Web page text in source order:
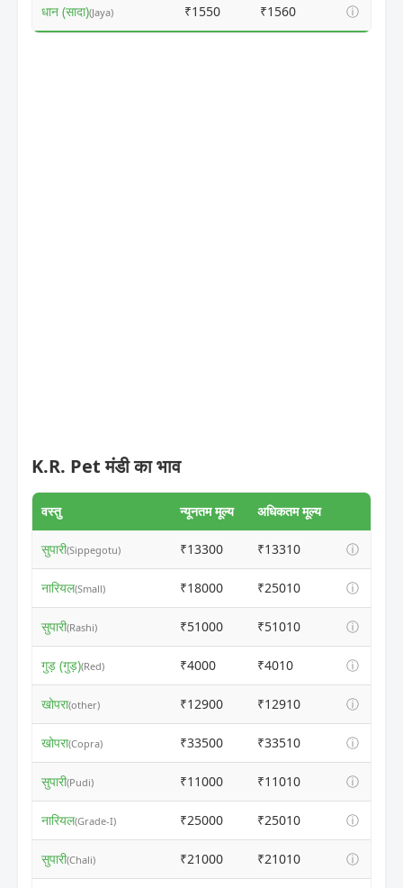
धान (सादा)(Jaya) ₹1550 ₹1560 ⓘ
K.R. Pet मंडी का भाव
वस्तु न्यूनतम मूल्य अधिकतम मूल्य
सुपारी(Sippegotu) ₹13300 ₹13310 ⓘ
नारियल(Small) ₹18000 ₹25010 ⓘ
सुपारी(Rashi) ₹51000 ₹51010 ⓘ
गुड़ (गुड़)(Red) ₹4000 ₹4010 ⓘ
खोपरा(other) ₹12900 ₹12910 ⓘ
खोपरा(Copra) ₹33500 ₹33510 ⓘ
सुपारी(Pudi) ₹11000 ₹11010 ⓘ
नारियल(Grade-I) ₹25000 ₹25010 ⓘ
सुपारी(Chali) ₹21000 ₹21010 ⓘ